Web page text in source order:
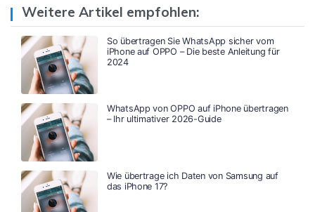
Weitere Artikel empfohlen:
So übertragen Sie WhatsApp sicher vom
iPhone auf OPPO – Die beste Anleitung für
2024
WhatsApp von OPPO auf iPhone übertragen
– Ihr ultimativer 2026-Guide
Wie übertrage ich Daten von Samsung auf
das iPhone 17?